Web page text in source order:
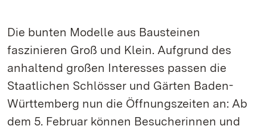
Die bunten Modelle aus Bausteinen
faszinieren Groß und Klein. Aufgrund des
anhaltend großen Interesses passen die
Staatlichen Schlösser und Gärten Baden-
Württemberg nun die Öffnungszeiten an: Ab
dem 5. Februar können Besucherinnen und